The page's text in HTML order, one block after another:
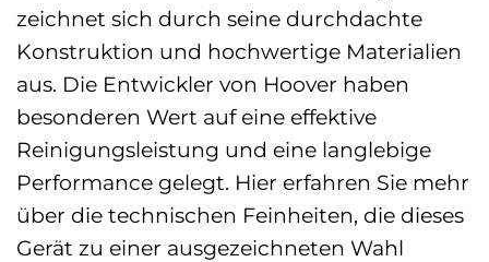
zeichnet sich durch seine durchdachte
Konstruktion und hochwertige Materialien
aus. Die Entwickler von Hoover haben
besonderen Wert auf eine effektive
Reinigungsleistung und eine langlebige
Performance gelegt. Hier erfahren Sie mehr
über die technischen Feinheiten, die dieses
Gerät zu einer ausgezeichneten Wahl